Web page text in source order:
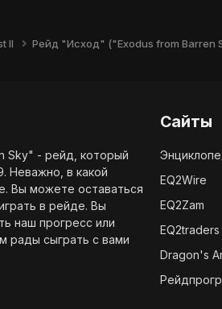
II Рейд "Исход" ("Exodus from Barren
Sky" - рейд, который
Неважно, в какой
Вы можете оставаться
в рейде. Вы
наш прогресс или
рады сыграть с вами
Сайты
EQ2Wire
EQ2Zam
EQ2traders
Dragon's